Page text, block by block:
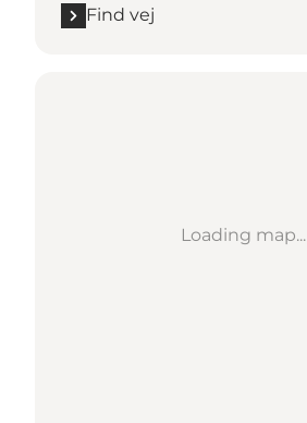
Find vej
Loading map...